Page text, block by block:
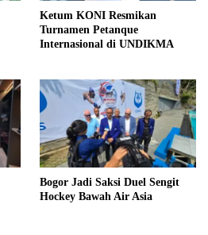
Ketum KONI Resmikan
Turnamen Petanque
Internasional di UNDIKMA
Bogor Jadi Saksi Duel Sengit
Hockey Bawah Air Asia